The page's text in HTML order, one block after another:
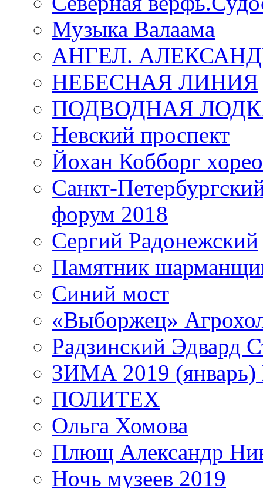
Музыка Валаама
АНГЕЛ.
НЕБЕСНАЯ ЛИНИЯ
ПОДВОДНАЯ
Невский проспект
Йохан Кобборг
Санкт-
форум 2018
Сергий Радонежский
Памятник
Синий мост
«Выборжец»
Радзинский Эдвард
ЗИМА 2019 (январь)
ПОЛИТЕХ
Ольга Хомова
Плющ Александр
Ночь музеев 2019